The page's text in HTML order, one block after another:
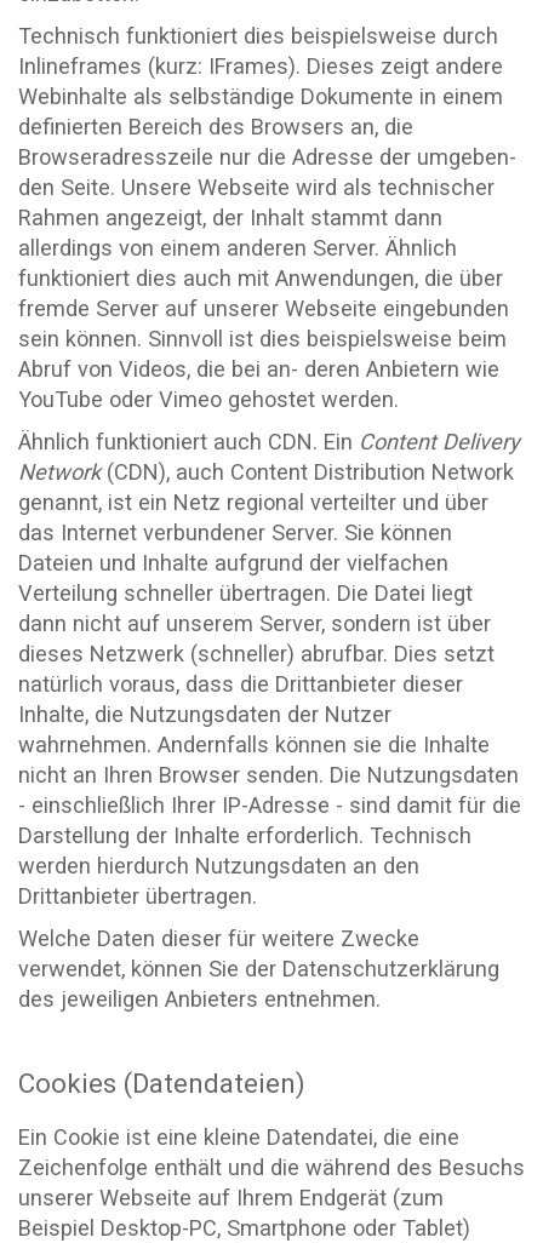
Technisch funktioniert dies beispielsweise durch
Inlineframes (kurz: IFrames). Dieses zeigt andere
Webinhalte als selbständige Dokumente in einem
definierten Bereich des Browsers an, die
Browseradresszeile nur die Adresse der umgeben-
den Seite. Unsere Webseite wird als technischer
Rahmen angezeigt, der Inhalt stammt dann
allerdings von einem anderen Server. Ähnlich
funktioniert dies auch mit Anwendungen, die über
fremde Server auf unserer Webseite eingebunden
sein können. Sinnvoll ist dies beispielsweise beim
Abruf von Videos, die bei an- deren Anbietern wie
YouTube oder Vimeo gehostet werden.
Ähnlich funktioniert auch CDN. Ein Content Delivery
Network(CDN), auch Content Distribution Network
genannt, ist ein Netz regional verteilter und über
das Internet verbundener Server. Sie können
Dateien und Inhalte aufgrund der vielfachen
Verteilung schneller übertragen. Die Datei liegt
dann nicht auf unserem Server, sondern ist über
dieses Netzwerk (schneller) abrufbar. Dies setzt
natürlich voraus, dass die Drittanbieter dieser
Inhalte, die Nutzungsdaten der Nutzer
wahrnehmen. Andernfalls können sie die Inhalte
nicht an Ihren Browser senden. Die Nutzungsdaten
- einschließlich Ihrer IP-Adresse - sind damit für die
Darstellung der Inhalte erforderlich. Technisch
werden hierdurch Nutzungsdaten an den
Drittanbieter übertragen.
Welche Daten dieser für weitere Zwecke
verwendet, können Sie der Datenschutzerklärung
des jeweiligen Anbieters entnehmen.
Cookies (Datendateien)
Ein Cookie ist eine kleine Datendatei, die eine
Zeichenfolge enthält und die während des Besuchs
unserer Webseite auf Ihrem Endgerät (zum
Beispiel Desktop-PC, Smartphone oder Tablet)